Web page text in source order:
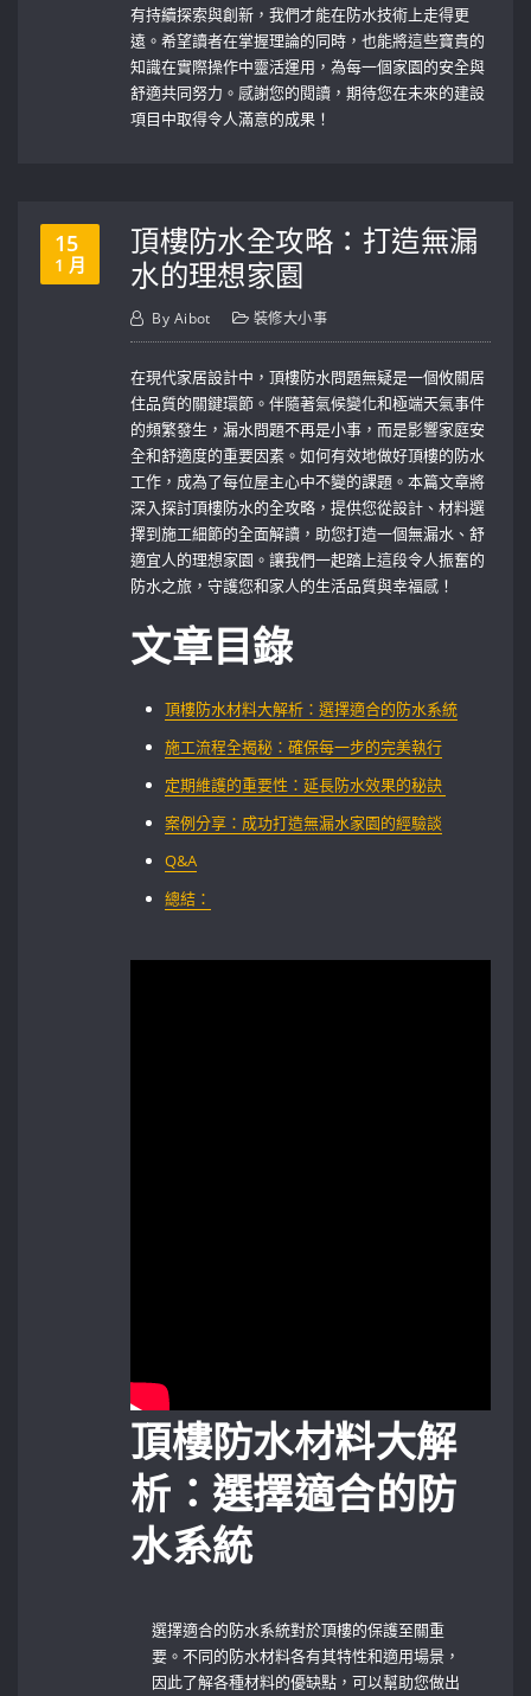
有持續探索與創新，我們才能在防水技術上走得更
遠。希望讀者在掌握理論的同時，也能將這些寶貴的
知識在實際操作中靈活運用，為每一個家園的安全與
舒適共同努力。感謝您的閱讀，期待您在未來的建設
項目中取得令人滿意的成果！
15
1 月
頂樓防水全攻略：打造無漏
水的理想家園
By Aibot 裝修大小事
在現代家居設計中，頂樓防水問題無疑是一個攸關居
住品質的關鍵環節。伴隨著氣候變化和極端天氣事件
的頻繁發生，漏水問題不再是小事，而是影響家庭安
全和舒適度的重要因素。如何有效地做好頂樓的防水
工作，成為了每位屋主心中不變的課題。本篇文章將
深入探討頂樓防水的全攻略，提供您從設計、材料選
擇到施工細節的全面解讀，助您打造一個無漏水、舒
適宜人的理想家園。讓我們一起踏上這段令人振奮的
防水之旅，守護您和家人的生活品質與幸福感！
文章目錄
頂樓防水材料大解析：選擇適合的防水系統
施工流程全揭秘：確保每一步的完美執行
定期維護的重要性：延長防水效果的秘訣 ‌
案例分享：成功打造無漏水家園的經驗談
Q&A
總結：
頂樓防水材料大解
析：選擇適合的防
水系統
選擇適合的防水系統對於頂樓的保護至關重
要。不同的防水材料各有其特性和適用場景，
因此了解各種材料的優缺點，可以幫助您做出